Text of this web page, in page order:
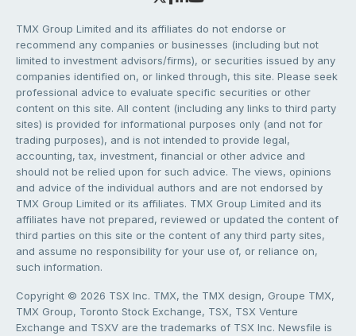
TMX Group Limited and its affiliates do not endorse or
recommend any companies or businesses (including but not
limited to investment advisors/firms), or securities issued by any
companies identified on, or linked through, this site. Please seek
professional advice to evaluate specific securities or other
content on this site. All content (including any links to third party
sites) is provided for informational purposes only (and not for
trading purposes), and is not intended to provide legal,
accounting, tax, investment, financial or other advice and
should not be relied upon for such advice. The views, opinions
and advice of the individual authors and are not endorsed by
TMX Group Limited or its affiliates. TMX Group Limited and its
affiliates have not prepared, reviewed or updated the content of
third parties on this site or the content of any third party sites,
and assume no responsibility for your use of, or reliance on,
such information.
Copyright © 2026 TSX Inc. TMX, the TMX design, Groupe TMX,
TMX Group, Toronto Stock Exchange, TSX, TSX Venture
Exchange and TSXV are the trademarks of TSX Inc. Newsfile is